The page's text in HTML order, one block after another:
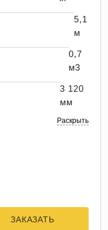
5,1
м
0,7
м3
3 120
мм
Раскрыть
ЗАКАЗАТЬ